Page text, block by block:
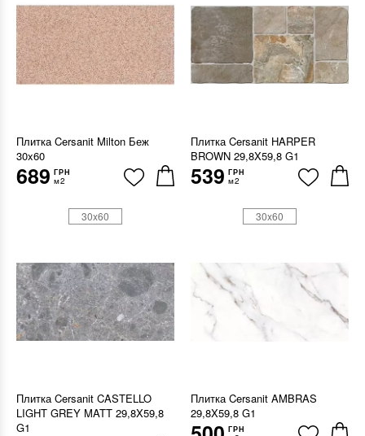
Плитка Cersanit Milton Беж
30x60
689 ГРН
м2
Плитка Cersanit HARPER
BROWN 29,8X59,8 G1
539 ГРН
м2
Плитка Cersanit CASTELLO
LIGHT GREY MATT 29,8X59,8
G1
30x60
Плитка Cersanit AMBRAS
29,8X59,8 G1
ГРН
30x60